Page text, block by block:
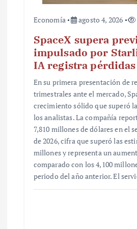
Economía agosto 4, 2026
SpaceX supera
impulsado por
IA registra pérdidas
En su primera presentación de
trimestrales ante el mercado,
crecimiento sólido que superó
los analistas. La compañía
7,810 millones de dólares en el
de 2026, cifra que superó las
millones y representa un
comparado con los 4,100
periodo del año anterior. El